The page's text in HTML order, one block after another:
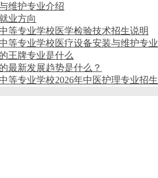
维护专业介绍
业方向
等专业学校医学检验技术招生说明
等专业学校医疗设备安装与维护专业
王牌专业是什么
最新发展趋势是什么？
等专业学校2026年中医护理专业招生